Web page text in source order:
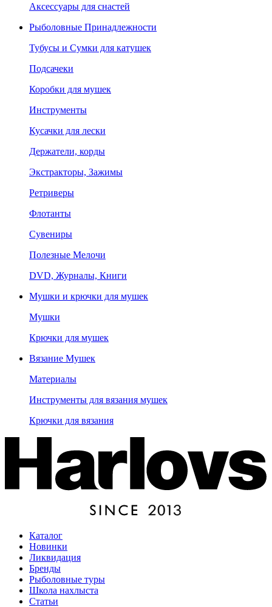
Аксессуары для снастей
Рыболовные Принадлежности
Тубусы и Сумки для катушек
Подсачеки
Коробки для мушек
Инструменты
Кусачки для лески
Держатели, корды
Экстракторы, Зажимы
Ретриверы
Флотанты
Сувениры
Полезные Мелочи
DVD, Журналы, Книги
Мушки и крючки для мушек
Мушки
Крючки для мушек
Вязание Мушек
Материалы
Инструменты для вязания мушек
Крючки для вязания
Каталог
Новинки
Ликвидация
Бренды
Рыболовные туры
Школа нахлыста
Статьи